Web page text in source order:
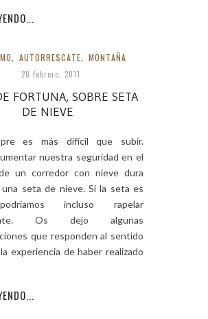
, AUTORRESCATE, MONTAÑA
20 febrero, 2011
FORTUNA, SOBRE SETA
DE NIEVE
es más difícil que subir.
nuestra seguridad en el
un corredor con nieve dura
una seta de nieve. Si la seta es
incluso rapelar
Os dejo algunas
que responden al sentido
experiencia de haber realizado